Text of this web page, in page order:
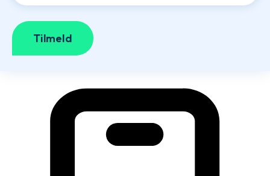
Tilmeld